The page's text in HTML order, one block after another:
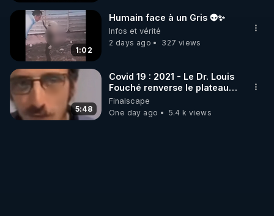
🌱 LES STAGES EN PRÉSENTIEL
http://rgnr.li/stages
_________
LES CODES PROMO DES PARTENAIRES
1:02
Humain face à un Gris 👽✨
Infos et vérité
2 days ago
327 views
5:48
Covid 19 : 2021 - Le Dr. Louis
Fouché renverse le plateau
de CNews !
Finalscape
One day ago
5.4 k views